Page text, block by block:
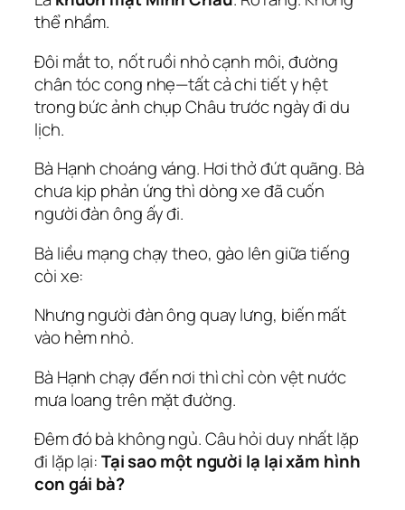
thể nhầm.
Đôi mắt to, nốt ruồi nhỏ cạnh môi, đường
chân tóc cong nhẹ—tất cả chi tiết y hệt
trong bức ảnh chụp Châu trước ngày đi du
lịch.
Bà Hạnh choáng váng. Hơi thở đứt quãng. Bà
chưa kịp phản ứng thì dòng xe đã cuốn
người đàn ông ấy đi.
Bà liều mạng chạy theo, gào lên giữa tiếng
còi xe:
Nhưng người đàn ông quay lưng, biến mất
vào hẻm nhỏ.
Bà Hạnh chạy đến nơi thì chỉ còn vệt nước
mưa loang trên mặt đường.
Đêm đó bà không ngủ. Câu hỏi duy nhất lặp
đi lặp lại:Tại sao một người lạ lại xăm hình
con gái bà?